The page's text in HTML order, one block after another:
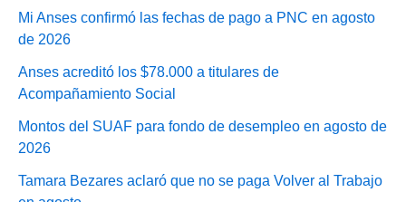
Mi Anses confirmó las fechas de pago a PNC en agosto
de 2026
Anses acreditó los $78.000 a titulares de
Acompañamiento Social
Montos del SUAF para fondo de desempleo en agosto de
2026
Tamara Bezares aclaró que no se paga Volver al Trabajo